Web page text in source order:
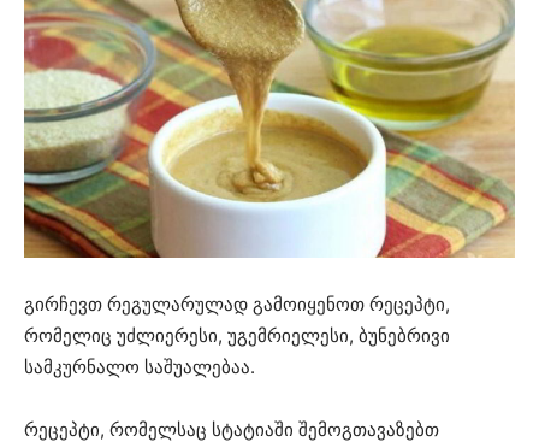
გირჩევთ რეგულარულად გამოიყენოთ რეცეპტი,
რომელიც უძლიერესი, უგემრიელესი, ბუნებრივი
სამკურნალო საშუალებაა.
რეცეპტი, რომელსაც სტატიაში შემოგთავაზებთ